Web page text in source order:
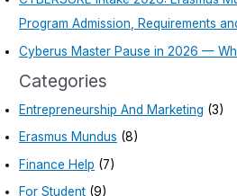
Program Admission, Requirements
Cyberus Master Pause in 2026 —
Categories
Entrepreneurship And Marketing (3)
Erasmus Mundus (8)
Finance Help (7)
For Student (9)